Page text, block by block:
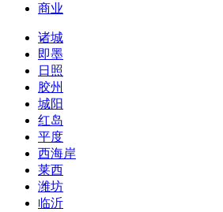
商业
诸城
即墨
日照
胶州
城阳
红岛
平度
西海岸
莱西
潍坊
临沂